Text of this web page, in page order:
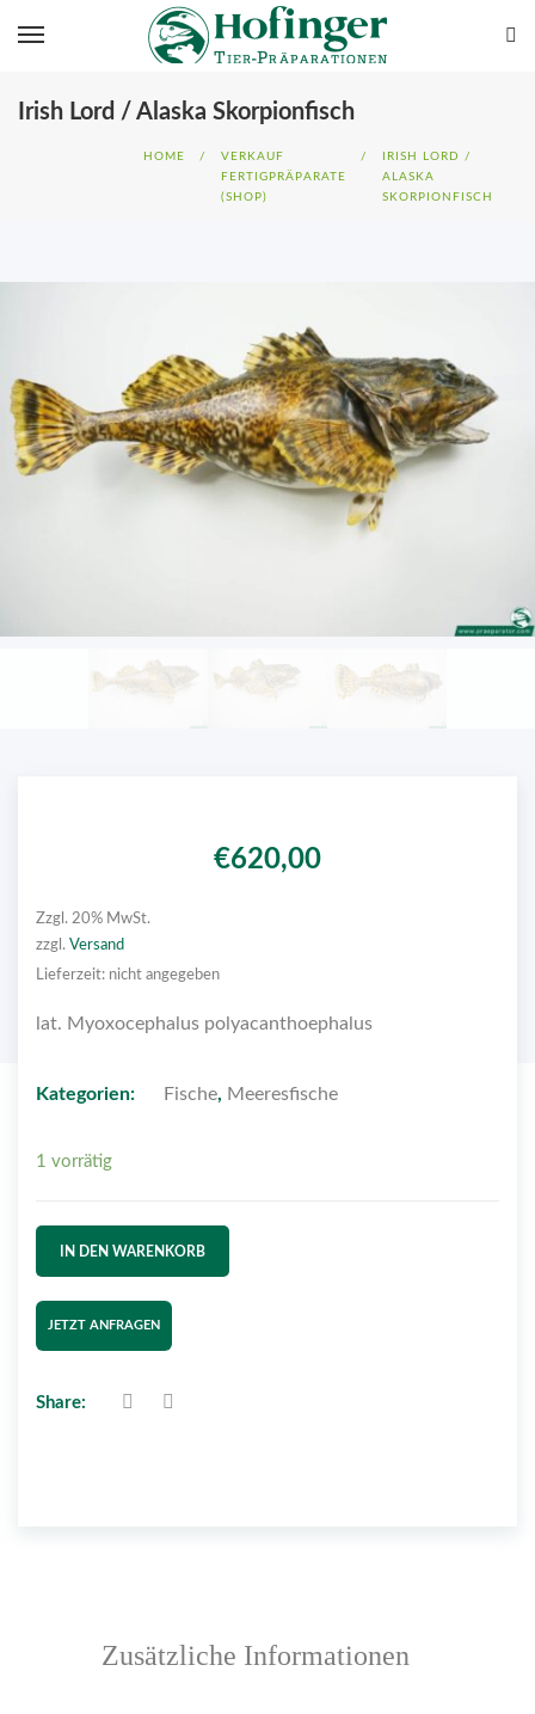
Irish Lord / Alaska Skorpionfisch
HOME /
VERKAUF
FERTIGPRÄPARATE
(SHOP)
/
IRISH LORD /
ALASKA
SKORPIONFISCH
€620,00
Zzgl. 20% MwSt.
zzgl. Versand
Lieferzeit: nicht angegeben
lat. Myoxocephalus polyacanthoephalus
Kategorien: Fische, Meeresfische
1 vorrätig
IN DEN WARENKORB
JETZT ANFRAGEN
Share:
Zusätzliche Informationen